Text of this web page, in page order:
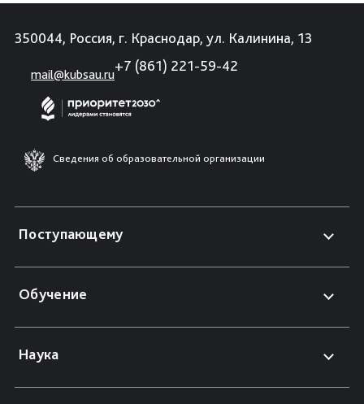
350044, Россия, г. Краснодар, ул. Калинина, 13
mail@kubsau.ru
+7 (861) 221-59-42
Сведения об образовательной организации
Поступающему
Обучение
Наука